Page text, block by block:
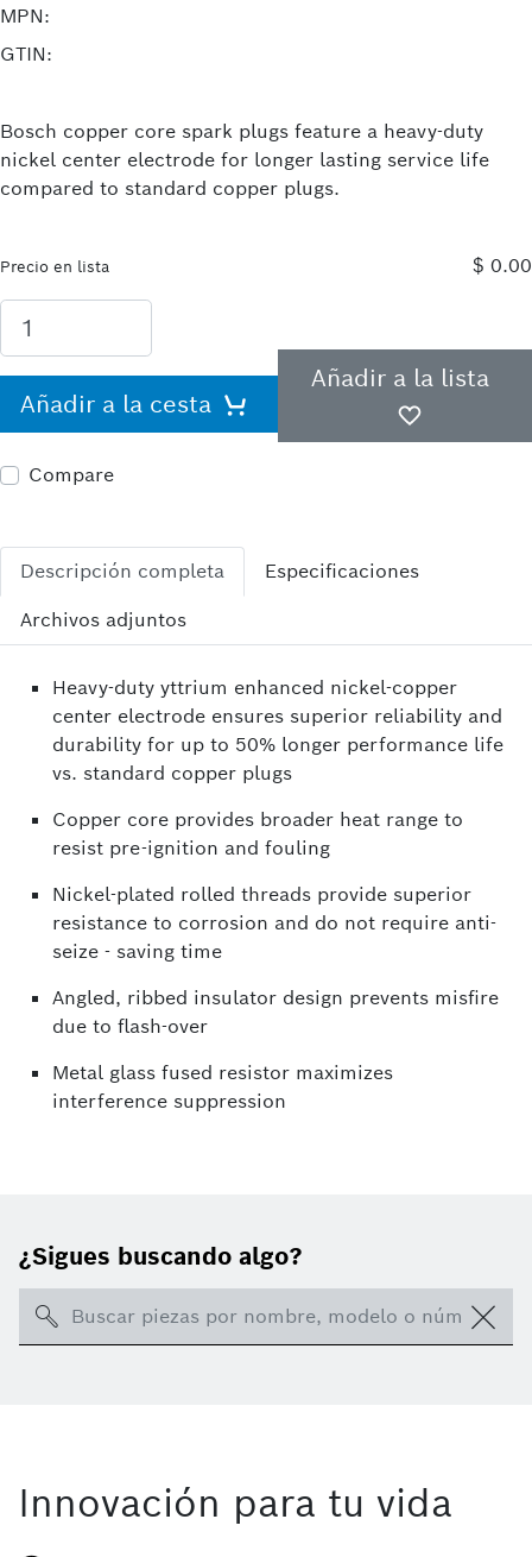
MPN:
GTIN:
Bosch copper core spark plugs feature a heavy-duty
nickel center electrode for longer lasting service life
compared to standard copper plugs.
Precio en lista $ 0.00
Añadir a la cesta
Añadir a la lista
Compare
Descripción completa
Especificaciones
Archivos adjuntos
Heavy-duty yttrium enhanced nickel-copper
center electrode ensures superior reliability and
durability for up to 50% longer performance life
vs. standard copper plugs
Copper core provides broader heat range to
resist pre-ignition and fouling
Nickel-plated rolled threads provide superior
resistance to corrosion and do not require anti-
seize - saving time
Angled, ribbed insulator design prevents misfire
due to flash-over
Metal glass fused resistor maximizes
interference suppression
¿Sigues buscando algo?
Search
Innovación para tu vida